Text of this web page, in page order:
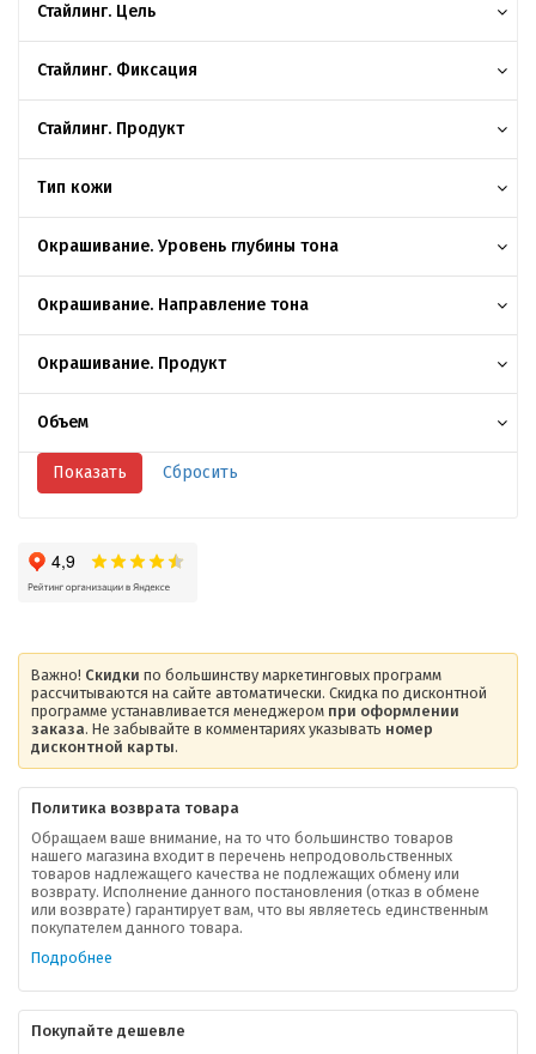
Стайлинг. Цель
Стайлинг. Фиксация
Стайлинг. Продукт
Тип кожи
Окрашивание. Уровень глубины тона
Окрашивание. Направление тона
Окрашивание. Продукт
Объем
Важно! Скидки по большинству маркетинговых программ
рассчитываются на сайте автоматически. Скидка по дисконтной
программе устанавливается менеджером при оформлении
заказа. Не забывайте в комментариях указывать номер
дисконтной карты.
Политика возврата товара
Обращаем ваше внимание, на то что большинство товаров
нашего магазина входит в перечень непродовольственных
товаров надлежащего качества не подлежащих обмену или
возврату. Исполнение данного постановления (отказ в обмене
или возврате) гарантирует вам, что вы являетесь единственным
покупателем данного товара.
Подробнее
Покупайте дешевле